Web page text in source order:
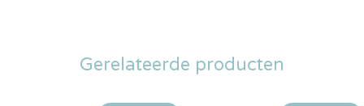
Gerelateerde producten